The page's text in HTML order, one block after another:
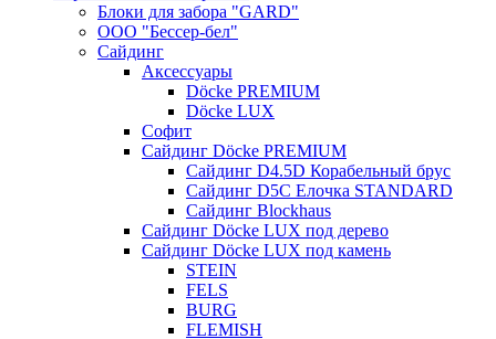
Блоки для забора "GARD"
ООО "Бессер-бел"
Сайдинг
Аксессуары
Döcke PREMIUM
Döcke LUX
Софит
Сайдинг Döcke PREMIUM
Сайдинг D4.5D Корабельный брус
Сайдинг D5С Елочка STANDARD
Сайдинг Blockhaus
Сайдинг Döcke LUX под дерево
Сайдинг Döcke LUX под камень
STEIN
FELS
BURG
FLEMISH